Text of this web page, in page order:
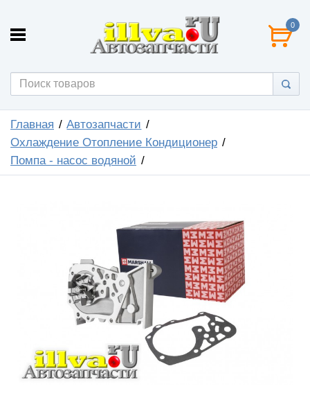
0
Главная
Автозапчасти
Охлаждение Отопление Кондиционер
Помпа - насос водяной